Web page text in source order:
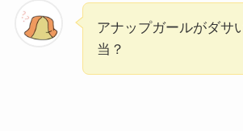
アナップガールがダサ
当？